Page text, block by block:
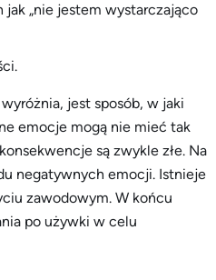
„nie jestem wystarczająco
jest sposób, w jaki
emocje mogą nie mieć tak
są zwykle złe. Na
negatywnych emocji. Istnieje
zawodowym. W końcu
po używki w celu